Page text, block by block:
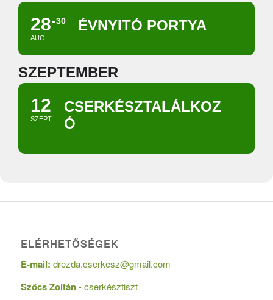
28
AUG
30 ÉVNYITÓ PORTYA
SZEPTEMBER
12
SZEPT
CSERKÉSZTALÁLKOZ
Ó
ELÉRHETŐSÉGEK
E-mail: drezda.cserkesz@gmail.com
Szőcs Zoltán- cserkésztiszt